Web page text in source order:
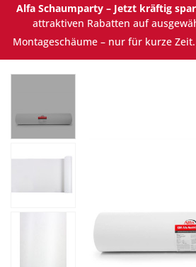
Alfa Schaumparty – Jetzt kräftig
attraktiven Rabatten auf
Montageschäume – nur für kurze Zeit.